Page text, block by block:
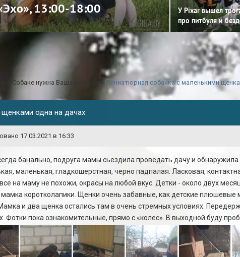
13:00-18:00
У Pixar вышел
про питбуля и
Собаке нужна Ваша помощь Миниатюрная собачка с маленькими
одна на дачах
17.03.2021 в 16:33
банально, подруга мамы сьездила проведать дачу и
маленькая, гладкошерстная, черно падпалая. Ласковая,
на маму не похожи, окрасы на любой вкус. Детки - около двух
мамка коротколапики. Щенки очень забавные, как детские
и два щенка остались там в очень стремных условиях.
Фотки пока ознакомительные, прямо с «колес». В выходной буду